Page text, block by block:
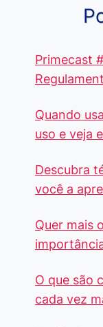
Primecast
Quando
uso e veja
Descubra
você a
Quer mais
O que são
cada vez